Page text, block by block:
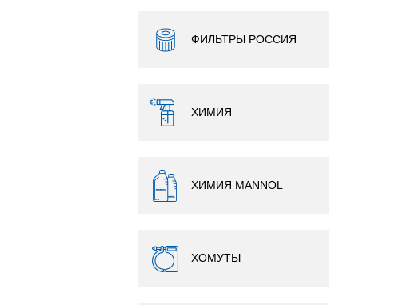
ФИЛЬТРЫ РОССИЯ
ХИМИЯ
ХИМИЯ MANNOL
ХОМУТЫ